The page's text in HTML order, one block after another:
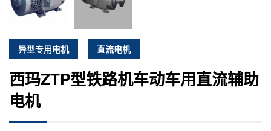
异型专用电机 直流电机
西玛ZTP型铁路机车动车用直流辅助
电机